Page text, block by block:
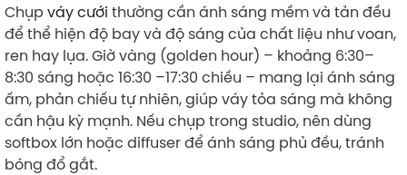
Chụp váy cưới thường cần ánh sáng mềm và tản đều
để thể hiện độ bay và độ sáng của chất liệu như voan,
ren hay lụa. Giờ vàng (golden hour) – khoảng 6:30–
8:30 sáng hoặc 16:30 –17:30 chiều – mang lại ánh sáng
ấm, phản chiếu tự nhiên, giúp váy tỏa sáng mà không
cần hậu kỳ mạnh. Nếu chụp trong studio, nên dùng
softbox lớn hoặc diffuser để ánh sáng phủ đều, tránh
bóng đổ gắt.